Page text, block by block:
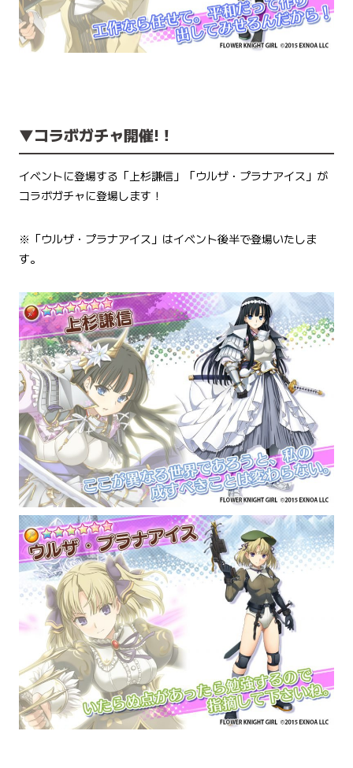
▼コラボガチャ開催!！
イベントに登場する「上杉謙信」「ウルザ・プラナアイス」が
コラボガチャに登場します！
※「ウルザ・プラナアイス」はイベント後半で登場いたしま
す。